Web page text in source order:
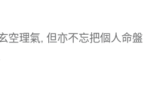
空理氣, 但亦不忘把個人命盤